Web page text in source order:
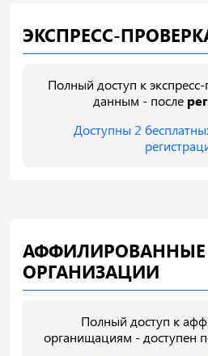
ЭКСПРЕСС-
Полный доступ к
данным - после
Доступны 2
АФФИЛИРОВАННЫЕ
ОРГАНИЗАЦИИ
Полный доступ к
органищациям - доступен